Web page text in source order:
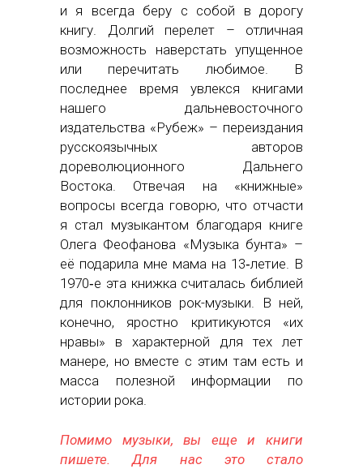
и я всегда беру с собой в дорогу
книгу. Долгий перелет – отличная
возможность наверстать упущенное
или перечитать любимое. В
последнее время увлекся книгами
нашего дальневосточного
издательства «Рубеж» – переиздания
русскоязычных авторов
дореволюционного Дальнего
Востока. Отвечая на «книжные»
вопросы всегда говорю, что отчасти
я стал музыкантом благодаря книге
Олега Феофанова «Музыка бунта» –
её подарила мне мама на 13‑летие. В
1970‑е эта книжка считалась библией
для поклонников рок-музыки. В ней,
конечно, яростно критикуются «их
нравы» в характерной для тех лет
манере, но вместе с этим там есть и
масса полезной информации по
истории рока.
Помимо музыки, вы еще и книги
пишете. Для нас это стало